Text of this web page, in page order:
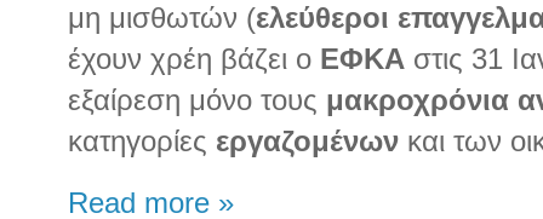
μη μισθωτών (ελεύθεροι
έχουν χρέη βάζει ο ΕΦΚΑ στις 31
εξαίρεση μόνο τους μακροχρόνια
κατηγορίες εργαζομένων και των
Read more »